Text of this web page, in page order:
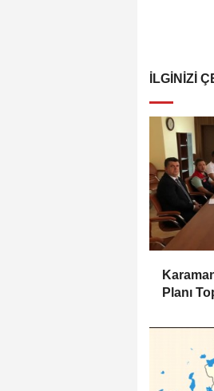
İLGINIZI
Planı